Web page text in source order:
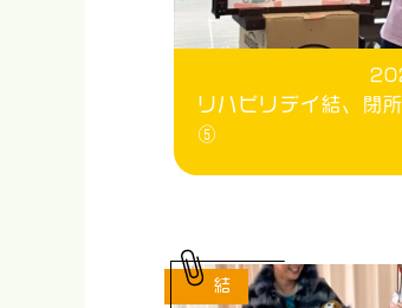
リハビリデイ結、閉
⑤
結